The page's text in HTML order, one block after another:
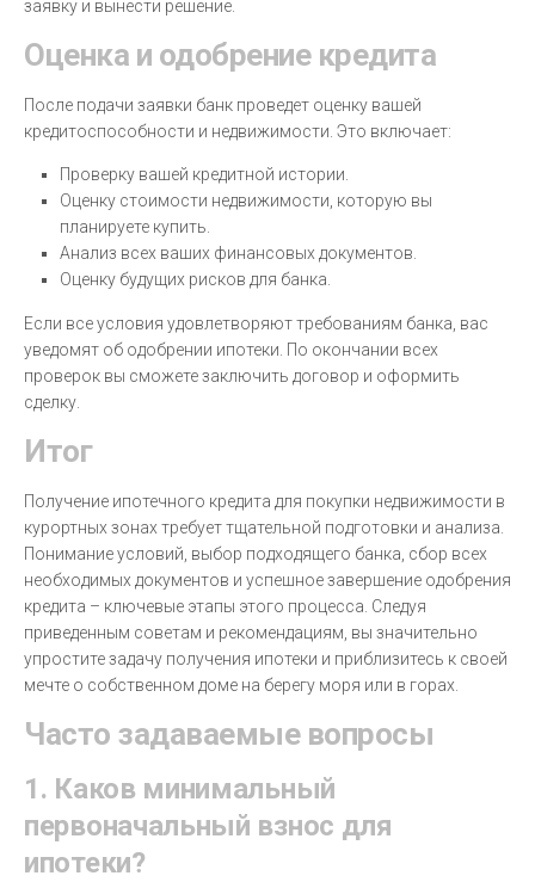
заявку и вынести решение.
Оценка и одобрение кредита
После подачи заявки банк проведет оценку вашей
кредитоспособности и недвижимости. Это включает:
Проверку вашей кредитной истории.
Оценку стоимости недвижимости, которую вы
планируете купить.
Анализ всех ваших финансовых документов.
Оценку будущих рисков для банка.
Если все условия удовлетворяют требованиям банка, вас
уведомят об одобрении ипотеки. По окончании всех
проверок вы сможете заключить договор и оформить
сделку.
Итог
Получение ипотечного кредита для покупки недвижимости в
курортных зонах требует тщательной подготовки и анализа.
Понимание условий, выбор подходящего банка, сбор всех
необходимых документов и успешное завершение одобрения
кредита – ключевые этапы этого процесса. Следуя
приведенным советам и рекомендациям, вы значительно
упростите задачу получения ипотеки и приблизитесь к своей
мечте о собственном доме на берегу моря или в горах.
Часто задаваемые вопросы
1. Каков минимальный
первоначальный взнос для
ипотеки?